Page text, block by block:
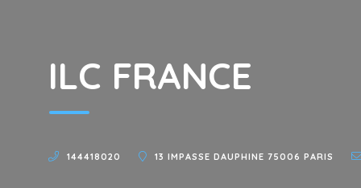
ILC FRANCE
144418020 13 IMPASSE DAUPHINE 75006 PARIS